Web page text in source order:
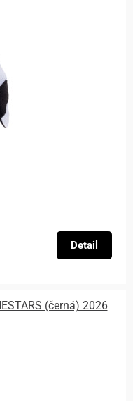
Detail
(černá) 2026